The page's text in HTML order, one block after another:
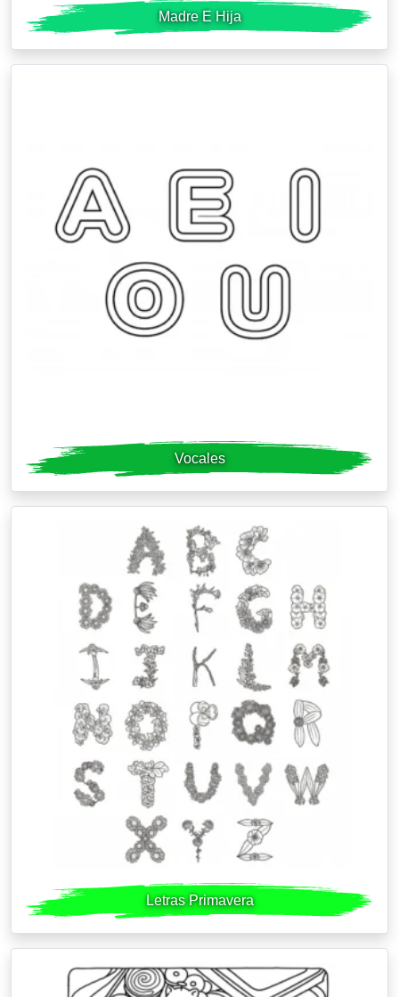
Madre E Hija
Vocales
Letras Primavera